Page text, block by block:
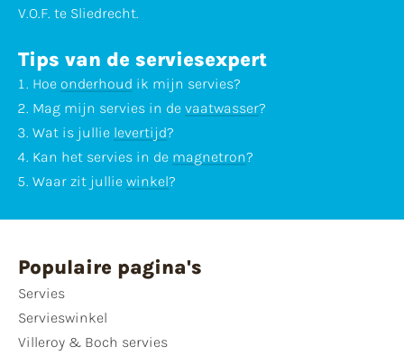
V.O.F. te Sliedrecht.
Tips van de serviesexpert
Hoe onderhoud ik mijn servies?
Mag mijn servies in de vaatwasser?
Wat is jullie levertijd?
Kan het servies in de magnetron?
Waar zit jullie winkel?
Populaire pagina's
Servies
Servieswinkel
Villeroy & Boch servies